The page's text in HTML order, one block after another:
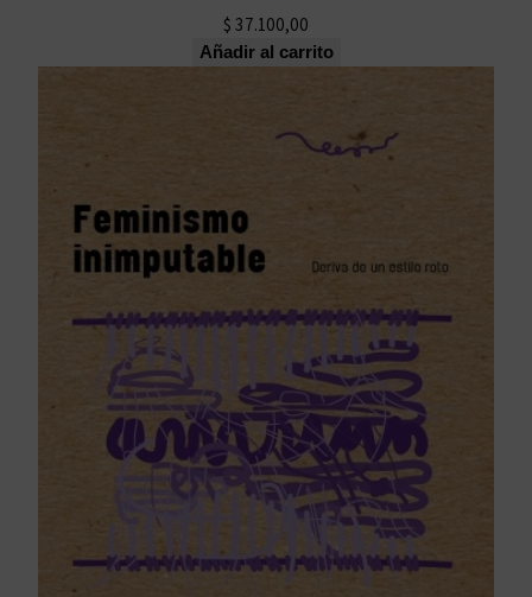
$ 37.100,00
Añadir al carrito